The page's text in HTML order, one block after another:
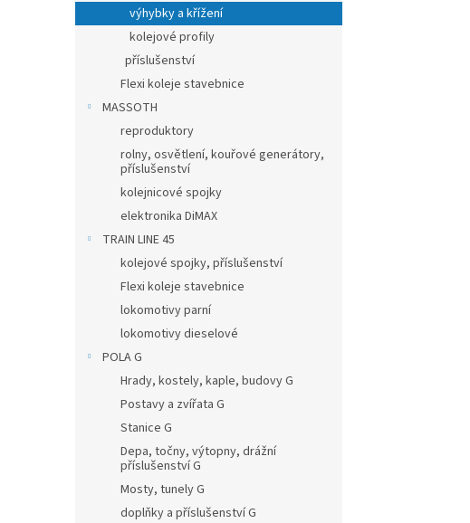
výhybky a křížení
kolejové profily
příslušenství
Flexi koleje stavebnice
MASSOTH
reproduktory
rolny, osvětlení, kouřové generátory,
příslušenství
kolejnicové spojky
elektronika DiMAX
TRAIN LINE 45
kolejové spojky, příslušenství
Flexi koleje stavebnice
lokomotivy parní
lokomotivy dieselové
POLA G
Hrady, kostely, kaple, budovy G
Postavy a zvířata G
Stanice G
Depa, točny, výtopny, drážní
příslušenství G
Mosty, tunely G
doplňky a příslušenství G